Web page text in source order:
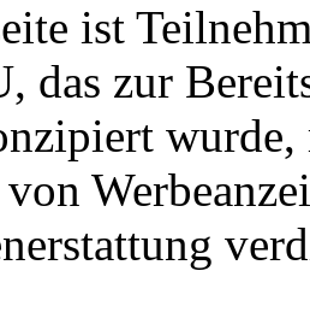
ist
das zur